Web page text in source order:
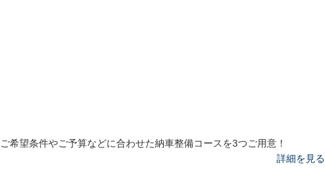
ご希望条件やご予算などに合わせた納車整備コースを3つご用意！
詳細を見る